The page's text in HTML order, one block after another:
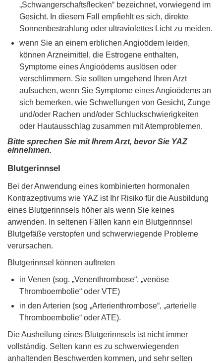
„Schwangerschaftsflecken“ bezeichnet, vorwiegend im
Gesicht. In diesem Fall empfiehlt es sich, direkte
Sonnenbestrahlung oder ultraviolettes Licht zu meiden.
wenn Sie an einem erblichen Angioödem leiden,
können Arzneimittel, die Estrogene enthalten,
Symptome eines Angioödems auslösen oder
verschlimmern. Sie sollten umgehend Ihren Arzt
aufsuchen, wenn Sie Symptome eines Angioödems an
sich bemerken, wie Schwellungen von Gesicht, Zunge
und/oder Rachen und/oder Schluckschwierigkeiten
oder Hautausschlag zusammen mit Atemproblemen.
Bitte sprechen Sie mit Ihrem Arzt, bevor Sie YAZ
einnehmen.
Blutgerinnsel
Bei der Anwendung eines kombinierten hormonalen
Kontrazeptivums wie YAZ ist Ihr Risiko für die Ausbildung
eines Blutgerinnsels höher als wenn Sie keines
anwenden. In seltenen Fällen kann ein Blutgerinnsel
Blutgefäße verstopfen und schwerwiegende Probleme
verursachen.
Blutgerinnsel können auftreten
in Venen (sog. „Venenthrombose“, „venöse
Thromboembolie“ oder VTE)
in den Arterien (sog „Arterienthrombose“, „arterielle
Thromboembolie“ oder ATE).
Die Ausheilung eines Blutgerinnsels ist nicht immer
vollständig. Selten kann es zu schwerwiegenden
anhaltenden Beschwerden kommen, und sehr selten